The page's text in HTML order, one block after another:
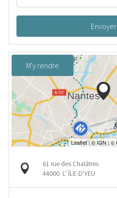
Envoyer
M'y rendre
61 rue des Chalâtres
44000 L' ÎLE-D'YEU